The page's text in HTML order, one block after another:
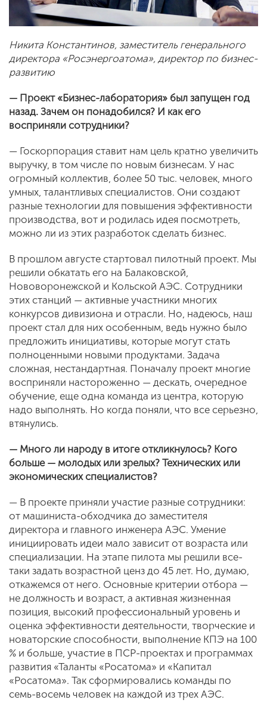
Никита Константинов, заместитель генерального
директора «Росэнергоатома», директор по бизнес-
развитию
— Проект «Бизнес-лаборатория» был запущен год
назад. Зачем он понадобился? И как его
восприняли сотрудники?
— Госкорпорация ставит нам цель кратно увеличить
выручку, в том числе по новым бизнесам. У нас
огромный коллектив, более 50 тыс. человек, много
умных, талантливых специалистов. Они создают
разные технологии для повышения эффективности
производства, вот и родилась идея посмотреть,
можно ли из этих разработок сделать бизнес.
В прошлом августе стартовал пилотный проект. Мы
решили обкатать его на Балаковской,
Нововоронежской и Кольской АЭС. Сотрудники
этих станций — активные участники многих
конкурсов дивизиона и отрасли. Но, надеюсь, наш
проект стал для них особенным, ведь нужно было
предложить инициативы, которые могут стать
полноценными новыми продуктами. Задача
сложная, нестандартная. Поначалу проект многие
восприняли настороженно — дескать, очередное
обучение, еще одна команда из центра, которую
надо выполнять. Но когда поняли, что все серьезно,
втянулись.
— Много ли народу в итоге откликнулось? Кого
больше — молодых или зрелых? Технических или
экономических специалистов?
— В проекте приняли участие разные сотрудники:
от машиниста-обходчика до заместителя
директора и главного инженера АЭС. Умение
инициировать идеи мало зависит от возраста или
специализации. На этапе пилота мы решили все-
таки задать возрастной ценз до 45 лет. Но, думаю,
откажемся от него. Основные критерии отбора —
не должность и возраст, а активная жизненная
позиция, высокий профессиональный уровень и
оценка эффективности деятельности, творческие и
новаторские способности, выполнение КПЭ на 100
% и больше, участие в ПСР-проектах и программах
развития «Таланты «Росатома» и «Капитал
«Росатома». Так сформировались команды по
семь-восемь человек на каждой из трех АЭС.